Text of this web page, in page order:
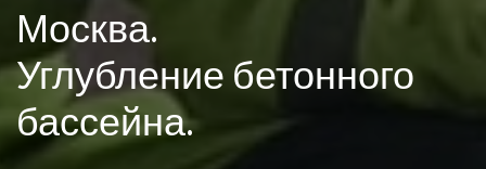
Москва.
Углубление бетонного
бассейна.